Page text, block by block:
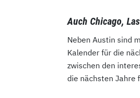
Auch Chicago,
Neben Austin sind
Kalender für die
zwischen den
die nächsten Jahre